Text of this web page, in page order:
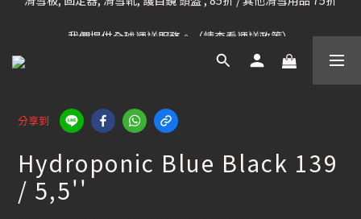
我們提供全球運送服務。（請查看運送政策）
凡購滿HK$699 香港及澳門 [免運費] (大型貨品除外)
分享到
Hydroponic Blue Black 139
/ 5,5''